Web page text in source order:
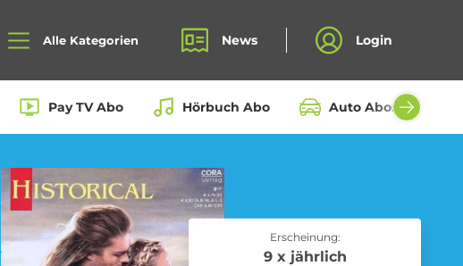
Alle Kategorien News Login
Pay TV Abo Hörbuch Abo Auto Abos aller
Box Abo
Erscheinung:
9 x jährlich